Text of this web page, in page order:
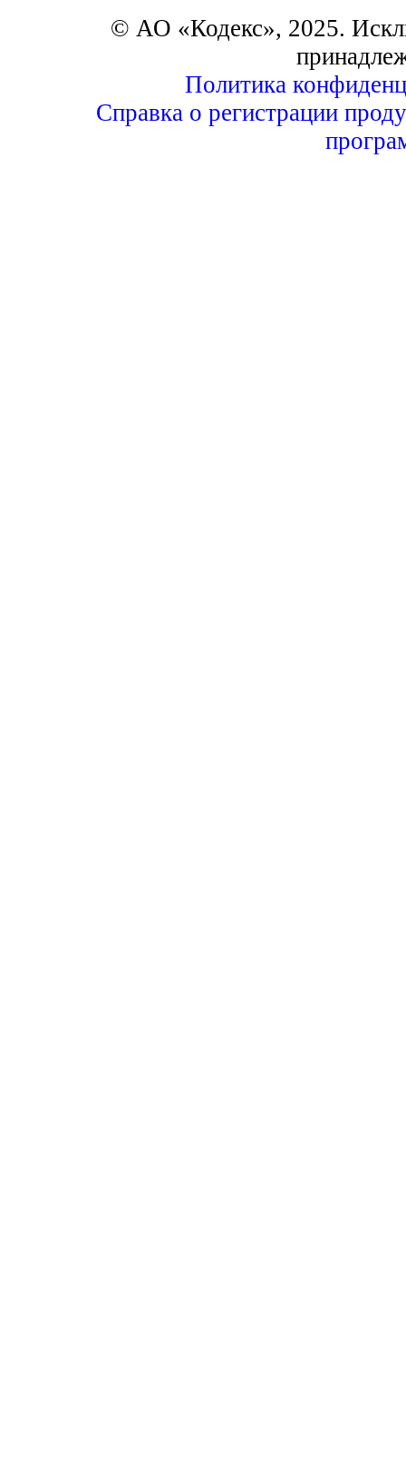
© АО «Кодекс», 2025.
Политика
Справка о регистрации